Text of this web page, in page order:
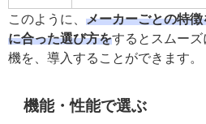
このように、 メーカーごとの特
に合った選び方をするとスムー
機を、導入することができます。
機能・性能で選ぶ